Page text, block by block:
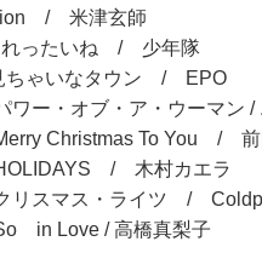
/ 米津玄師
ったいね / 少年隊
ちゃいなタウン / EPO
ー・オブ・ア・ウーマン /
Christmas To You / 前
/ 木村カエラ
リスマス・ライツ /
in Love / 高橋真梨子